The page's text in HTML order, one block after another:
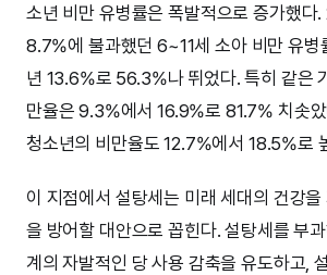
소년 비만 유병률은 폭발적으로 증가했
8.7%에 불과했던 6~11세 소아 비만 유
년 13.6%로 56.3%나 뛰었다. 특히 같은
만율은 9.3%에서 16.9%로 81.7% 치솟
청소년의 비만율도 12.7%에서 18.5%로
이 지점에서 설탕세는 미래 세대의 건강
을 방어할 대안으로 꼽힌다. 설탕세를 부
계의 자발적인 당 사용 감축을 유도하고,